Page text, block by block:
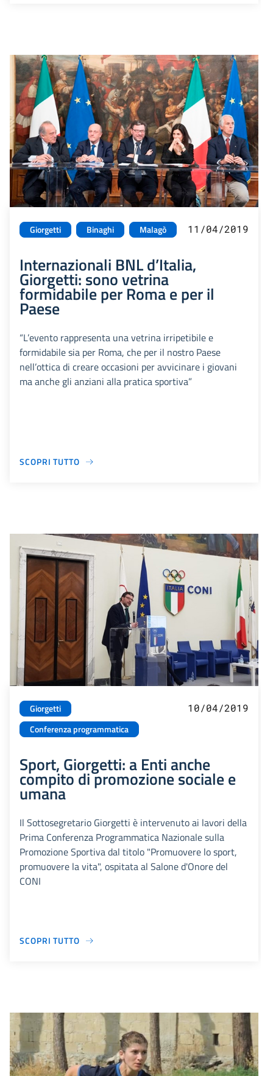
Giorgetti Binaghi Malagò 11/04/2019
Internazionali BNL d’Italia,
Giorgetti: sono vetrina
formidabile per Roma e per il
Paese
“L’evento rappresenta una vetrina irripetibile e
formidabile sia per Roma, che per il nostro Paese
nell’ottica di creare occasioni per avvicinare i giovani
ma anche gli anziani alla pratica sportiva”
SCOPRI TUTTO
Giorgetti
Conferenza programmatica
10/04/2019
Sport, Giorgetti: a Enti anche
compito di promozione sociale e
umana
Il Sottosegretario Giorgetti è intervenuto ai lavori della
Prima Conferenza Programmatica Nazionale sulla
Promozione Sportiva dal titolo "Promuovere lo sport,
promuovere la vita", ospitata al Salone d'Onore del
CONI
SCOPRI TUTTO